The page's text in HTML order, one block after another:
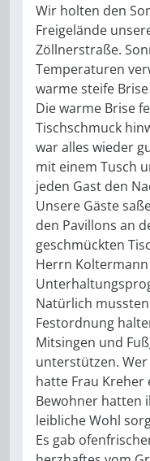
Wir holten den
Freigelände
Zöllnerstraße.
Temperaturen
warme steife
Die warme Brise
Tischschmuck
war alles wieder
mit einem Tusch
jeden Gast den
Unsere Gäste
den Pavillons an
geschmückten
Herrn
Natürlich
Festordnung
Mitsingen und
unterstützen.
hatte Frau Kreher
Bewohner hatten
leibliche Wohl
Es gab